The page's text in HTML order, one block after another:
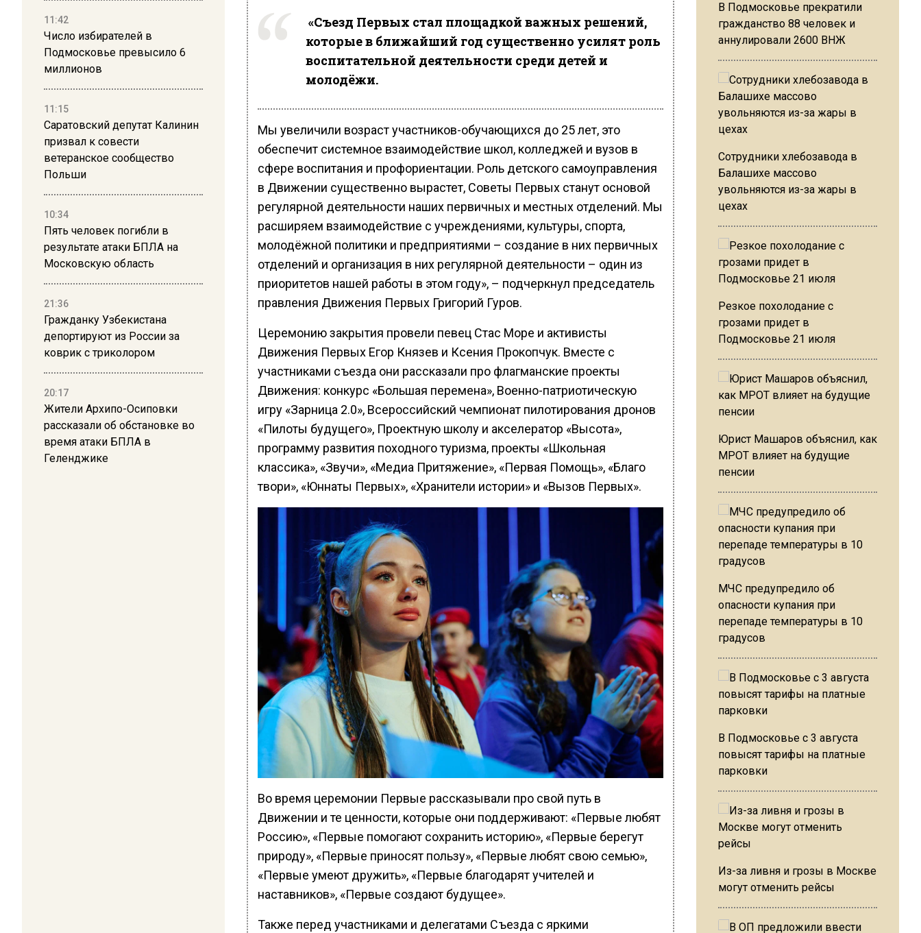
11:42
Число избирателей в
Подмосковье превысило 6
миллионов
11:15
Саратовский депутат Калинин
призвал к совести
ветеранское сообщество
Польши
10:34
Пять человек погибли в
результате атаки БПЛА на
Московскую область
21:36
Гражданку Узбекистана
депортируют из России за
коврик с триколором
20:17
Жители Архипо-Осиповки
рассказали об обстановке во
время атаки БПЛА в
Геленджике
«Съезд Первых стал площадкой важных решений,
которые в ближайший год существенно усилят роль
воспитательной деятельности среди детей и
молодёжи.
Мы увеличили возраст участников-обучающихся до 25 лет, это
обеспечит системное взаимодействие школ, колледжей и вузов в
сфере воспитания и профориентации. Роль детского самоуправления
в Движении существенно вырастет, Советы Первых станут основой
регулярной деятельности наших первичных и местных отделений. Мы
расширяем взаимодействие с учреждениями, культуры, спорта,
молодёжной политики и предприятиями – создание в них первичных
отделений и организация в них регулярной деятельности – один из
приоритетов нашей работы в этом году», – подчеркнул председатель
правления Движения Первых Григорий Гуров.
Церемонию закрытия провели певец Стас Море и активисты
Движения Первых Егор Князев и Ксения Прокопчук. Вместе с
участниками съезда они рассказали про флагманские проекты
Движения: конкурс «Большая перемена», Военно-патриотическую
игру «Зарница 2.0», Всероссийский чемпионат пилотирования дронов
«Пилоты будущего», Проектную школу и акселератор «Высота»,
программу развития походного туризма, проекты «Школьная
классика», «Звучи», «Медиа Притяжение», «Первая Помощь», «Благо
твори», «Юннаты Первых», «Хранители истории» и «Вызов Первых».
Во время церемонии Первые рассказывали про свой путь в
Движении и те ценности, которые они поддерживают: «Первые любят
Россию», «Первые помогают сохранить историю», «Первые берегут
природу», «Первые приносят пользу», «Первые любят свою семью»,
«Первые умеют дружить», «Первые благодарят учителей и
наставников», «Первые создают будущее».
Также перед участниками и делегатами Съезда с яркими
В Подмосковье прекратили
гражданство 88 человек и
аннулировали 2600 ВНЖ
Сотрудники хлебозавода в
Балашихе массово
увольняются из-за жары в
цехах
Резкое похолодание с
грозами придет в
Подмосковье 21 июля
Юрист Машаров объяснил, как
МРОТ влияет на будущие
пенсии
МЧС предупредило об
опасности купания при
перепаде температуры в 10
градусов
В Подмосковье с 3 августа
повысят тарифы на платные
парковки
Из-за ливня и грозы в Москве
могут отменить рейсы